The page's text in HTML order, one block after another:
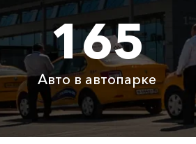
6250 ₽
Бесплатно
Бесплатно
165
Авто в автопарке